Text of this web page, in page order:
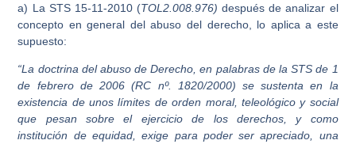
a) La STS 15-11-2010 (TOL2.008.976) después de analizar el
concepto en general del abuso del derecho, lo aplica a este
supuesto:
“La doctrina del abuso de Derecho, en palabras de la STS de 1
de febrero de 2006 (RC nº. 1820/2000) se sustenta en la
existencia de unos límites de orden moral, teleológico y social
que pesan sobre el ejercicio de los derechos, y como
institución de equidad, exige para poder ser apreciado, una